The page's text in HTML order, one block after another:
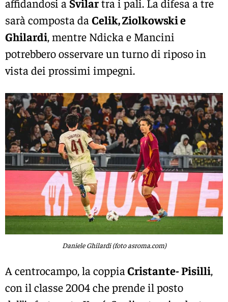
affidandosi a Svilartra i pali. La difesa a tre
sarà composta da Celik, Ziolkowski e
Ghilardi, mentre Ndicka e Mancini
potrebbero osservare un turno di riposo in
vista dei prossimi impegni.
Daniele Ghilardi (foto asroma.com)
A centrocampo, la coppia Cristante- Pisilli,
con il classe 2004 che prende il posto